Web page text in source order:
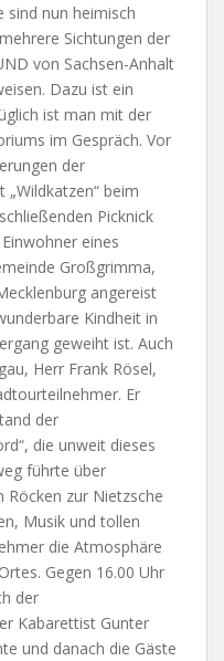
sind nun heimisch
Sichtungen der
von Sachsen-Anhalt
Dazu ist ein
ist man mit der
im Gespräch. Vor
der
beim
Picknick
eines
Großgrimma,
angereist
Kindheit in
geweiht ist. Auch
Herr Frank Rösel,
Er
der
die unweit dieses
führte über
Röcken zur Nietzsche
Musik und tollen
die Atmosphäre
Gegen 16.00 Uhr
der
Kabarettist Gunter
und danach die Gäste